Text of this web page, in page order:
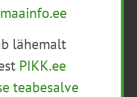
lähemalt
PIKK.ee
teabesalve